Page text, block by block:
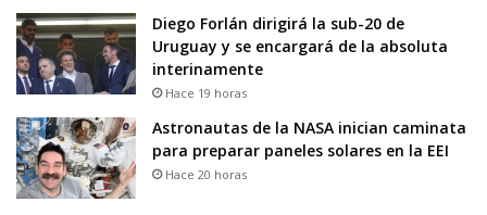
Diego Forlán dirigirá la sub-20 de
Uruguay y se encargará de la absoluta
interinamente
Hace 19 horas
Astronautas de la NASA inician caminata
para preparar paneles solares en la EEI
Hace 20 horas